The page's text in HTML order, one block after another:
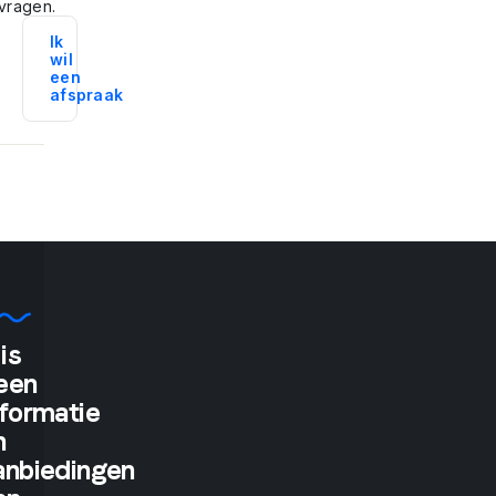
Ik
wil
een
afspraak
"If
you